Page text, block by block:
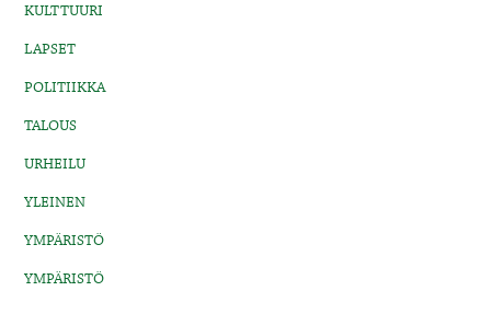
KULTTUURI
LAPSET
POLITIIKKA
TALOUS
URHEILU
YLEINEN
YMPÄRISTÖ
YMPÄRISTÖ